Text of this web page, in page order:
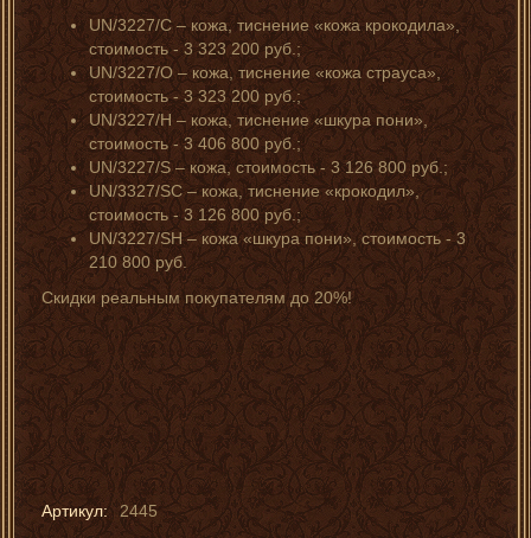
UN/3227/C – кожа, тиснение «кожа крокодила»,
стоимость - 3 323 200 руб.;
UN/3227/O – кожа, тиснение «кожа страуса»,
стоимость - 3 323 200 руб.;
UN/3227/H – кожа, тиснение «шкура пони»,
стоимость - 3 406 800 руб.;
UN/3227/S – кожа, стоимость - 3 126 800 руб.;
UN/3327/SC – кожа, тиснение «крокодил»,
стоимость - 3 126 800 руб.;
UN/3227/SH – кожа «шкура пони», стоимость - 3
210 800 руб.
Скидки реальным покупателям до 20%!
Артикул: 2445